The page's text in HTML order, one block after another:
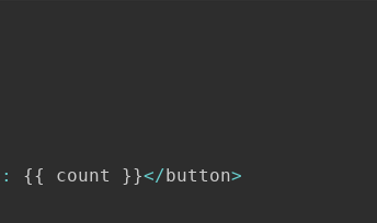
: {{ count }}</button>